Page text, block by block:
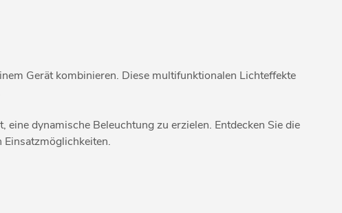
Gerät kombinieren. Diese multifunktionalen Lichteffekte
dynamische Beleuchtung zu erzielen. Entdecken Sie die